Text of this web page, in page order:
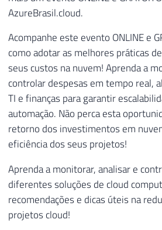
AzureBrasil.cloud.
Acompanhe este evento ONLINE e
como adotar as melhores práticas
seus custos na nuvem! Aprenda a
controlar despesas em tempo real,
TI e finanças para garantir
automação. Não perca esta
retorno dos investimentos em
eficiência dos seus projetos!
Aprenda a monitorar, analisar e
diferentes soluções de cloud
recomendações e dicas úteis na
projetos cloud!